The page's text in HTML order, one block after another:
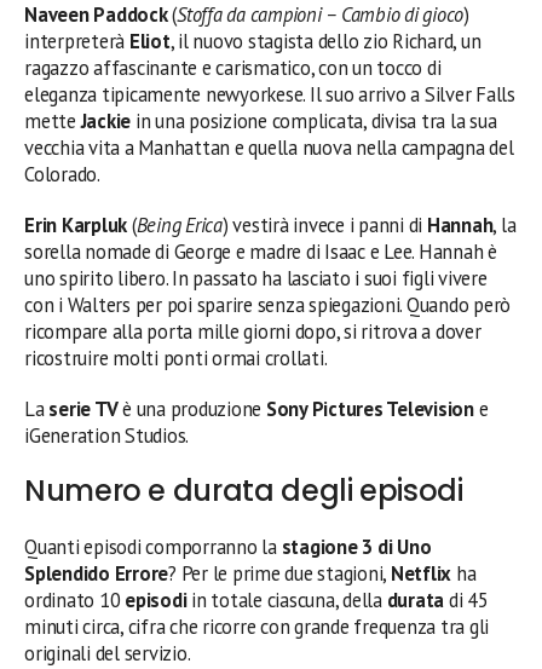
Naveen Paddock(Stoffa da campioni – Cambio di gioco)
interpreterà Eliot, il nuovo stagista dello zio Richard, un
ragazzo affascinante e carismatico, con un tocco di
eleganza tipicamente newyorkese. Il suo arrivo a Silver Falls
metteJackie in una posizione complicata, divisa tra la sua
vecchia vita a Manhattan e quella nuova nella campagna del
Colorado.
Erin Karpluk(Being Erica) vestirà invece i panni di Hannah, la
sorella nomade di George e madre di Isaac e Lee. Hannah è
uno spirito libero. In passato ha lasciato i suoi figli vivere
con i Walters per poi sparire senza spiegazioni. Quando però
ricompare alla porta mille giorni dopo, si ritrova a dover
ricostruire molti ponti ormai crollati.
Laserie TVè una produzione Sony Pictures Televisione
iGeneration Studios.
Numero e durata degli episodi
Quanti episodi comporranno la stagione 3 di Uno
Splendido Errore? Per le prime due stagioni, Netflix ha
ordinato 10 episodiin totale ciascuna, della duratadi 45
minuti circa, cifra che ricorre con grande frequenza tra gli
originali del servizio.